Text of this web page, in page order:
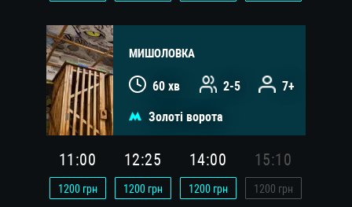
МИШОЛОВКА
60 хв 2-5 7+
Золоті ворота
11:00
1200грн
12:25
1200грн
14:00
1200грн
15:10
1200 грн